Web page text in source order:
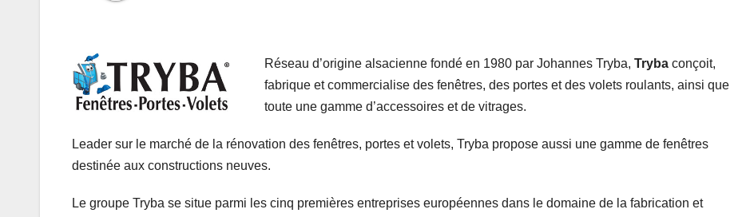
Réseau d’origine alsacienne fondé en 1980 par Johannes Tryba, Tryba conçoit,
fabrique et commercialise des fenêtres, des portes et des volets roulants, ainsi que
toute une gamme d’accessoires et de vitrages.
Leader sur le marché de la rénovation des fenêtres, portes et volets, Tryba propose aussi une gamme de fenêtres
destinée aux constructions neuves.
Le groupe Tryba se situe parmi les cinq premières entreprises européennes dans le domaine de la fabrication et